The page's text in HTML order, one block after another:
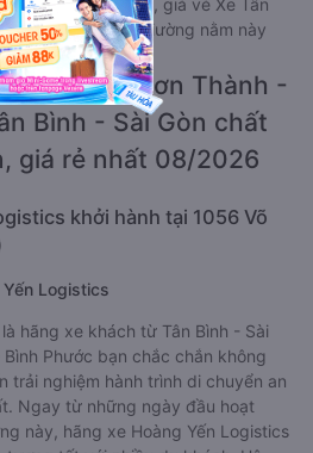
trình khuyến mãi, giá vé Xe Tân
- Bình Phước giường nằm này
khách đi Chơn Thành -
Bình - Sài Gòn chất
giá rẻ nhất 08/2026
khởi hành tại 1056 Võ
Logistics
hãng xe khách từ Tân Bình - Sài
Bình Phước bạn chắc chắn không
trải nghiệm hành trình di chuyển an
Ngay từ những ngày đầu hoạt
này, hãng xe Hoàng Yến Logistics